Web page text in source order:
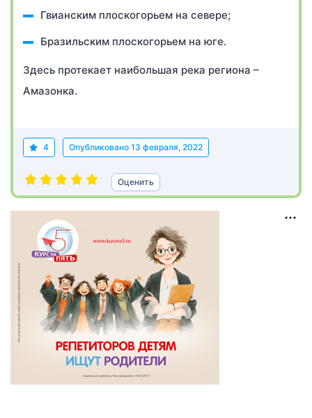
Гвианским плоскогорьем на севере;
Бразильским плоскогорьем на юге.
Здесь протекает наибольшая река региона –
Амазонка.
4 Опубликовано 13 февраля, 2022
Оценить